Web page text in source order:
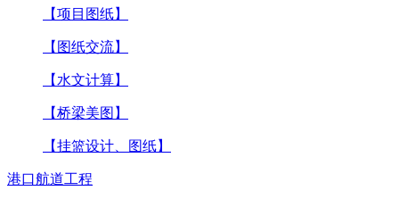
【项目图纸】
【图纸交流】
【水文计算】
【桥梁美图】
【挂篮设计、图纸】
港口航道工程